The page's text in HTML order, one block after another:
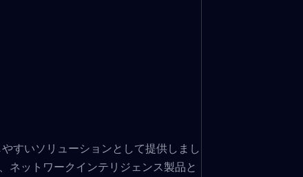
すいソリューションとして提供しまし
ネットワークインテリジェンス製品と